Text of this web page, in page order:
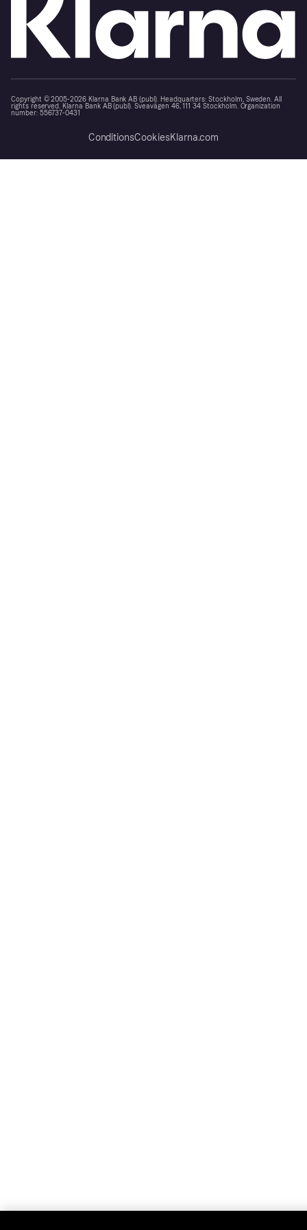
Copyright © 2005-2026 Klarna Bank AB (publ). Headquarters: Stockholm, Sweden. All
rights reserved. Klarna Bank AB (publ). Sveavägen 46, 111 34 Stockholm. Organization
number: 556737-0431
ConditionsCookiesKlarna.com